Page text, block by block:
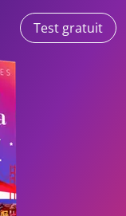
Test gratuit